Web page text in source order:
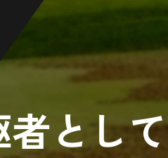
として